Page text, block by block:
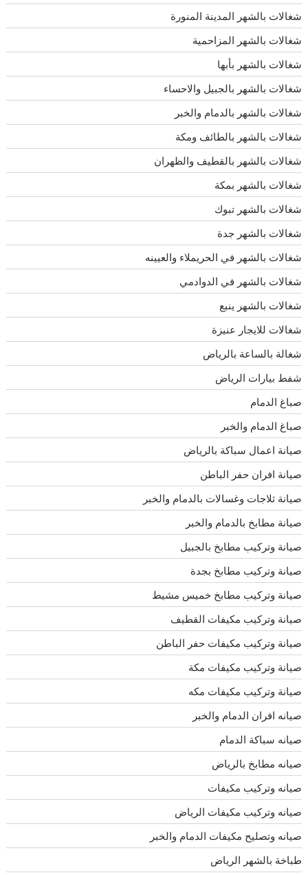
شغالات بالشهر المدينة المنورة
شغالات بالشهر المزاحمية
شغالات بالشهر بأبها
شغالات بالشهر بالجبيل والاحساء
شغالات بالشهر بالدمام والخبر
شغالات بالشهر بالطائف ومكة
شغالات بالشهر بالقطيف والظهران
شغالات بالشهر بمكة
شغالات بالشهر تبوك
شغالات بالشهر جدة
شغالات بالشهر في الحريملاء والعيينه
شغالات بالشهر في الدوادمي
شغالات بالشهر ينبع
شغالات للايجار عنيزة
شغالة بالساعة بالرياض
شفط بيارات الرياض
صباغ الدمام
صباغ الدمام والخبر
صيانة اعمال سباكة بالرياض
صيانة افران حفر الباطن
صيانة ثلاجات وغسالات بالدمام والخبر
صيانة مطابخ بالدمام والخبر
صيانة وتركيب مطابخ بالجبيل
صيانة وتركيب مطابخ بجدة
صيانة وتركيب مطابخ خميس مشيط
صيانة وتركيب مكيفات القطيف
صيانة وتركيب مكيفات حفر الباطن
صيانة وتركيب مكيفات مكة
صيانة وتركيب مكيفات مكه
صيانه افران الدمام والخبر
صيانه سباكة الدمام
صيانه مطابخ بالرياض
صيانه وتركيب مكيفات
صيانه وتركيب مكيفات الرياض
صيانه وتصليح مكيفات الدمام والخبر
طباخة بالشهر الرياض